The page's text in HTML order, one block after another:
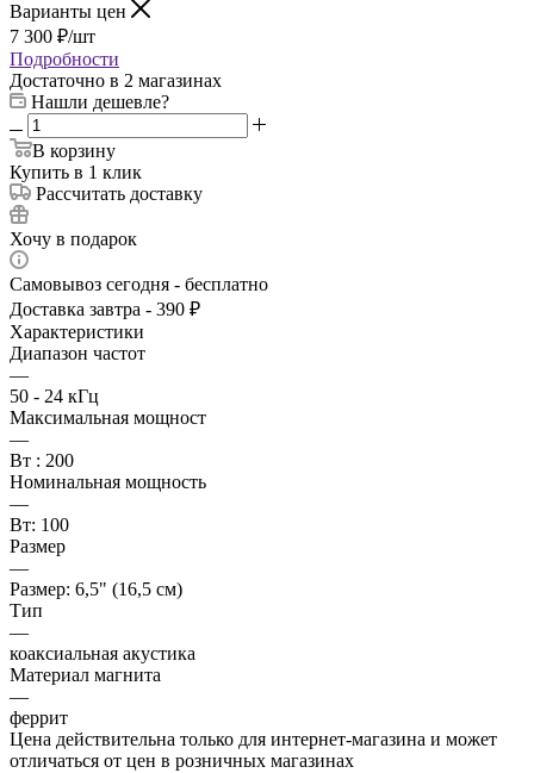
Варианты цен
7 300 ₽/шт
Подробности
Достаточно в 2 магазинах
Нашли дешевле?
В корзину
Купить в 1 клик
Рассчитать доставку
Хочу в подарок
Самовывоз сегодня - бесплатно
Доставка завтра - 390 ₽
Характеристики
Диапазон частот
—
50 - 24 кГц
Максимальная мощност
—
Вт : 200
Номинальная мощность
—
Вт: 100
Размер
—
Размер: 6,5" (16,5 см)
Тип
—
коаксиальная акустика
Материал магнита
—
феррит
Цена действительна только для интернет-магазина и может
отличаться от цен в розничных магазинах